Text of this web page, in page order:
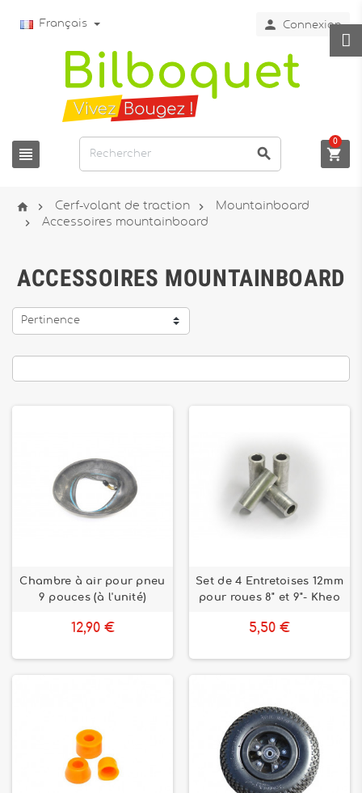
Français  Connexion
  
0
  Cerf-volant de traction  Mountainboard
 Accessoires mountainboard
ACCESSOIRES MOUNTAINBOARD
Pertinence
Chambre à air pour pneu
9 pouces (à l'unité)
12,90 €
Set de 4 Entretoises 12mm
pour roues 8" et 9"- Kheo
5,50 €